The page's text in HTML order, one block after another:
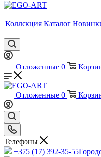
Коллекция Каталог
Отложенные 0
Отложенные 0
Телефоны
+375 (17) 392-35-55